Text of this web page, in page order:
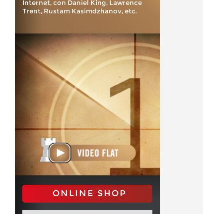
Internet, con Daniel King, Lawrence
Trent, Rustam Kasimdzhanov, etc.
ONLINE SHOP